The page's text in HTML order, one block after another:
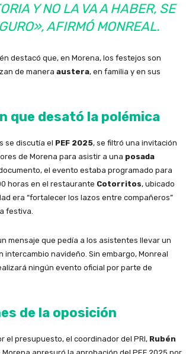
Y NO LA VA A HABER, SE
AFIRMÓ MONREAL.
destacó que, en Morena, los festejos son
de manera austera, en familia y en sus
que desató la polémica
se discutía el PEF 2025, se filtró una invitación
de Morena para asistir a una posada
el evento estaba programado para
horas en el restaurante Cotorritos, ubicado
era “fortalecer los lazos entre compañeros”
festiva.
mensaje que pedía a los asistentes llevar un
intercambio navideño. Sin embargo, Monreal
ningún evento oficial por parte de
de la oposición
el presupuesto, el coordinador del PRI, Rubén